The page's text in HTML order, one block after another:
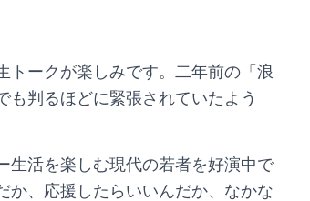
トークが楽しみです。二年前の「浪
判るほどに緊張されていたよう
生活を楽しむ現代の若者を好演中で
か、応援したらいいんだか、なかな